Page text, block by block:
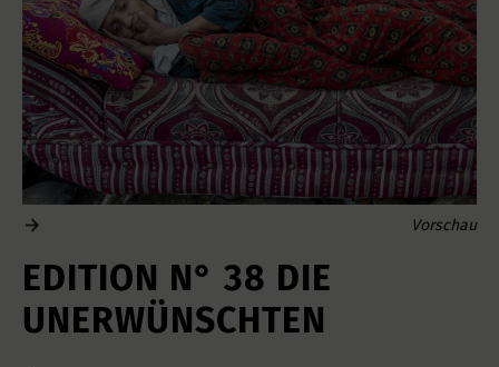
Vorschau
EDITION N° 38 DIE
UNERWÜNSCHTEN